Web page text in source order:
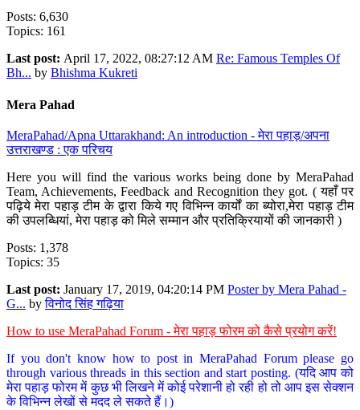
Posts: 6,630
Topics: 161
Last post: April 17, 2022, 08:27:12 AM Re: Famous Temples Of
Bh... by Bhishma Kukreti
Mera Pahad
MeraPahad/Apna Uttarakhand: An introduction - मेरा पहाड़/अपना
उत्तराखण्ड : एक परिचय
Here you will find the various works being done by MeraPahad
Team, Achievements, Feedback and Recognition they got. ( यहाँ पर
पढ़िये मेरा पहाड़ टीम के द्वारा किये गए विभिन्न कार्यों का ब्योरा,मेरा पहाड़ टीम
की उपलब्धियां, मेरा पहाड़ को मिले सम्मान और प्रतिक्रियायों की जानकारी )
Posts: 1,378
Topics: 35
Last post: January 17, 2019, 04:20:14 PM Poster by Mera Pahad -
G... byविनोद सिंह गढ़िया
How to use MeraPahad Forum - मेरा पहाड़ फोरम को कैसे प्रयोग करें!
If you don't know how to post in MeraPahad Forum please go
through various threads in this section and start posting. (यदि आप को
मेरा पहाड़ फोरम में कुछ भी लिखने में कोई परेशानी हो रही हो तो आप इस सेक्शन
के विभिन्न लेखों से मदद ले सकते हैं।)